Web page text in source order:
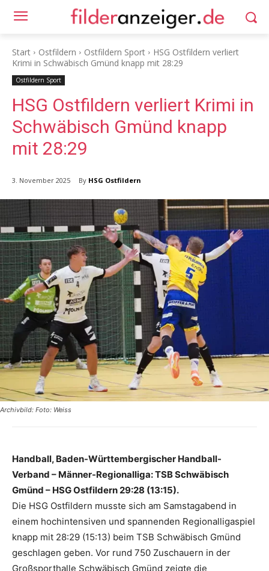
Start Ostfildern Ostfildern Sport
HSG Ostfildern verliert
Krimi in Schwäbisch Gmünd knapp mit 28:29
Ostfildern Sport
HSG Ostfildern verliert Krimi in
Schwäbisch Gmünd knapp
mit 28:29
3. November 2025 By HSG Ostfildern
Archivbild: Foto: Weiss
Handball, Baden-Württembergischer Handball-
Verband – Männer-Regionalliga: TSB Schwäbisch
Gmünd – HSG Ostfildern 29:28 (13:15).
Die HSG Ostfildern musste sich am Samstagabend in
einem hochintensiven und spannenden Regionalligaspiel
knapp mit 28:29 (15:13) beim TSB Schwäbisch Gmünd
geschlagen geben. Vor rund 750 Zuschauern in der
Großsporthalle Schwäbisch Gmünd zeigte die